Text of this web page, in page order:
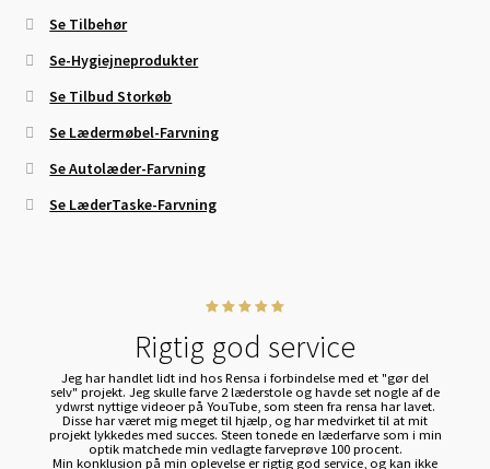
Se Tilbehør
Se-Hygiejneprodukter
Se Tilbud Storkøb
Se Lædermøbel-Farvning
Se Autolæder-Farvning
Se LæderTaske-Farvning
Rigtig god service
Jeg har handlet lidt ind hos Rensa i forbindelse med et "gør del
selv" projekt. Jeg skulle farve 2 læderstole og havde set nogle af de
ydwrst nyttige videoer på YouTube, som steen fra rensa har lavet.
Disse har været mig meget til hjælp, og har medvirket til at mit
projekt lykkedes med succes. Steen tonede en læderfarve som i min
optik matchede min vedlagte farveprøve 100 procent.
Min konklusion på min oplevelse er rigtig god service, og kan ikke